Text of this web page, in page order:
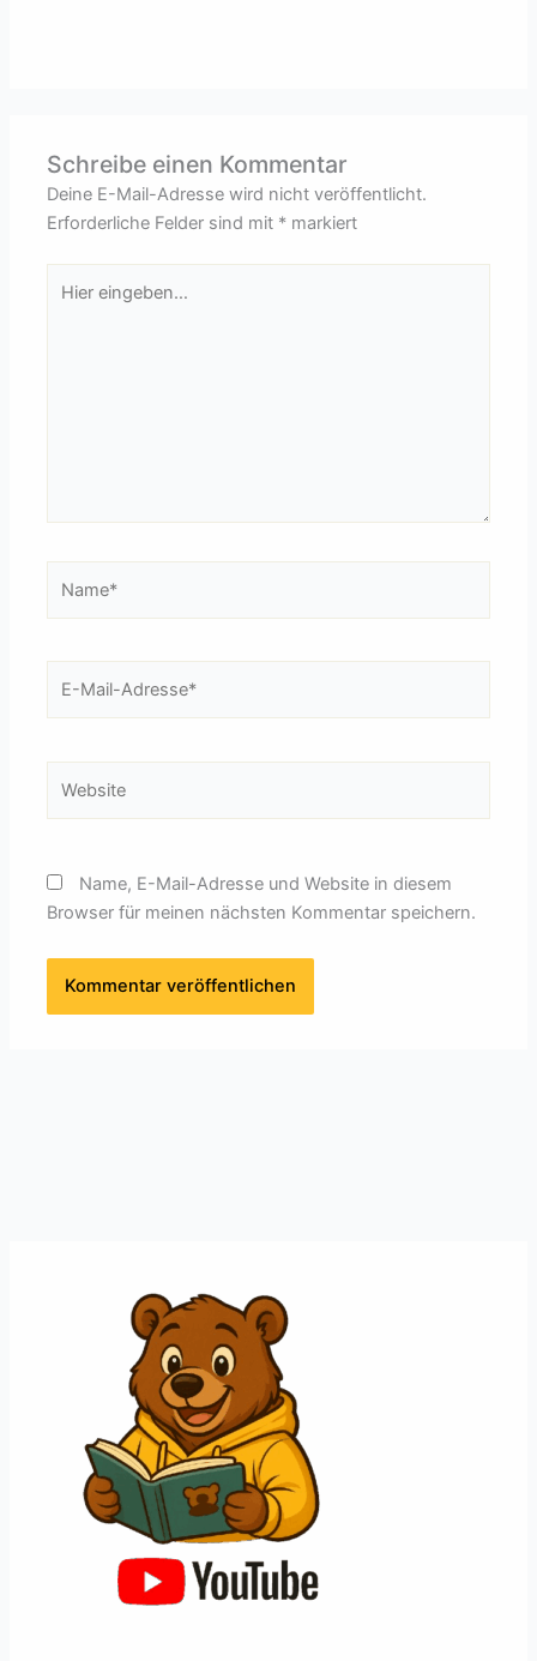
Schreibe einen Kommentar
Deine E-Mail-Adresse wird nicht veröffentlicht.
Erforderliche Felder sind mit * markiert
eingeben…
Name, E-Mail-Adresse und Website in diesem
Browser für meinen nächsten Kommentar speichern.